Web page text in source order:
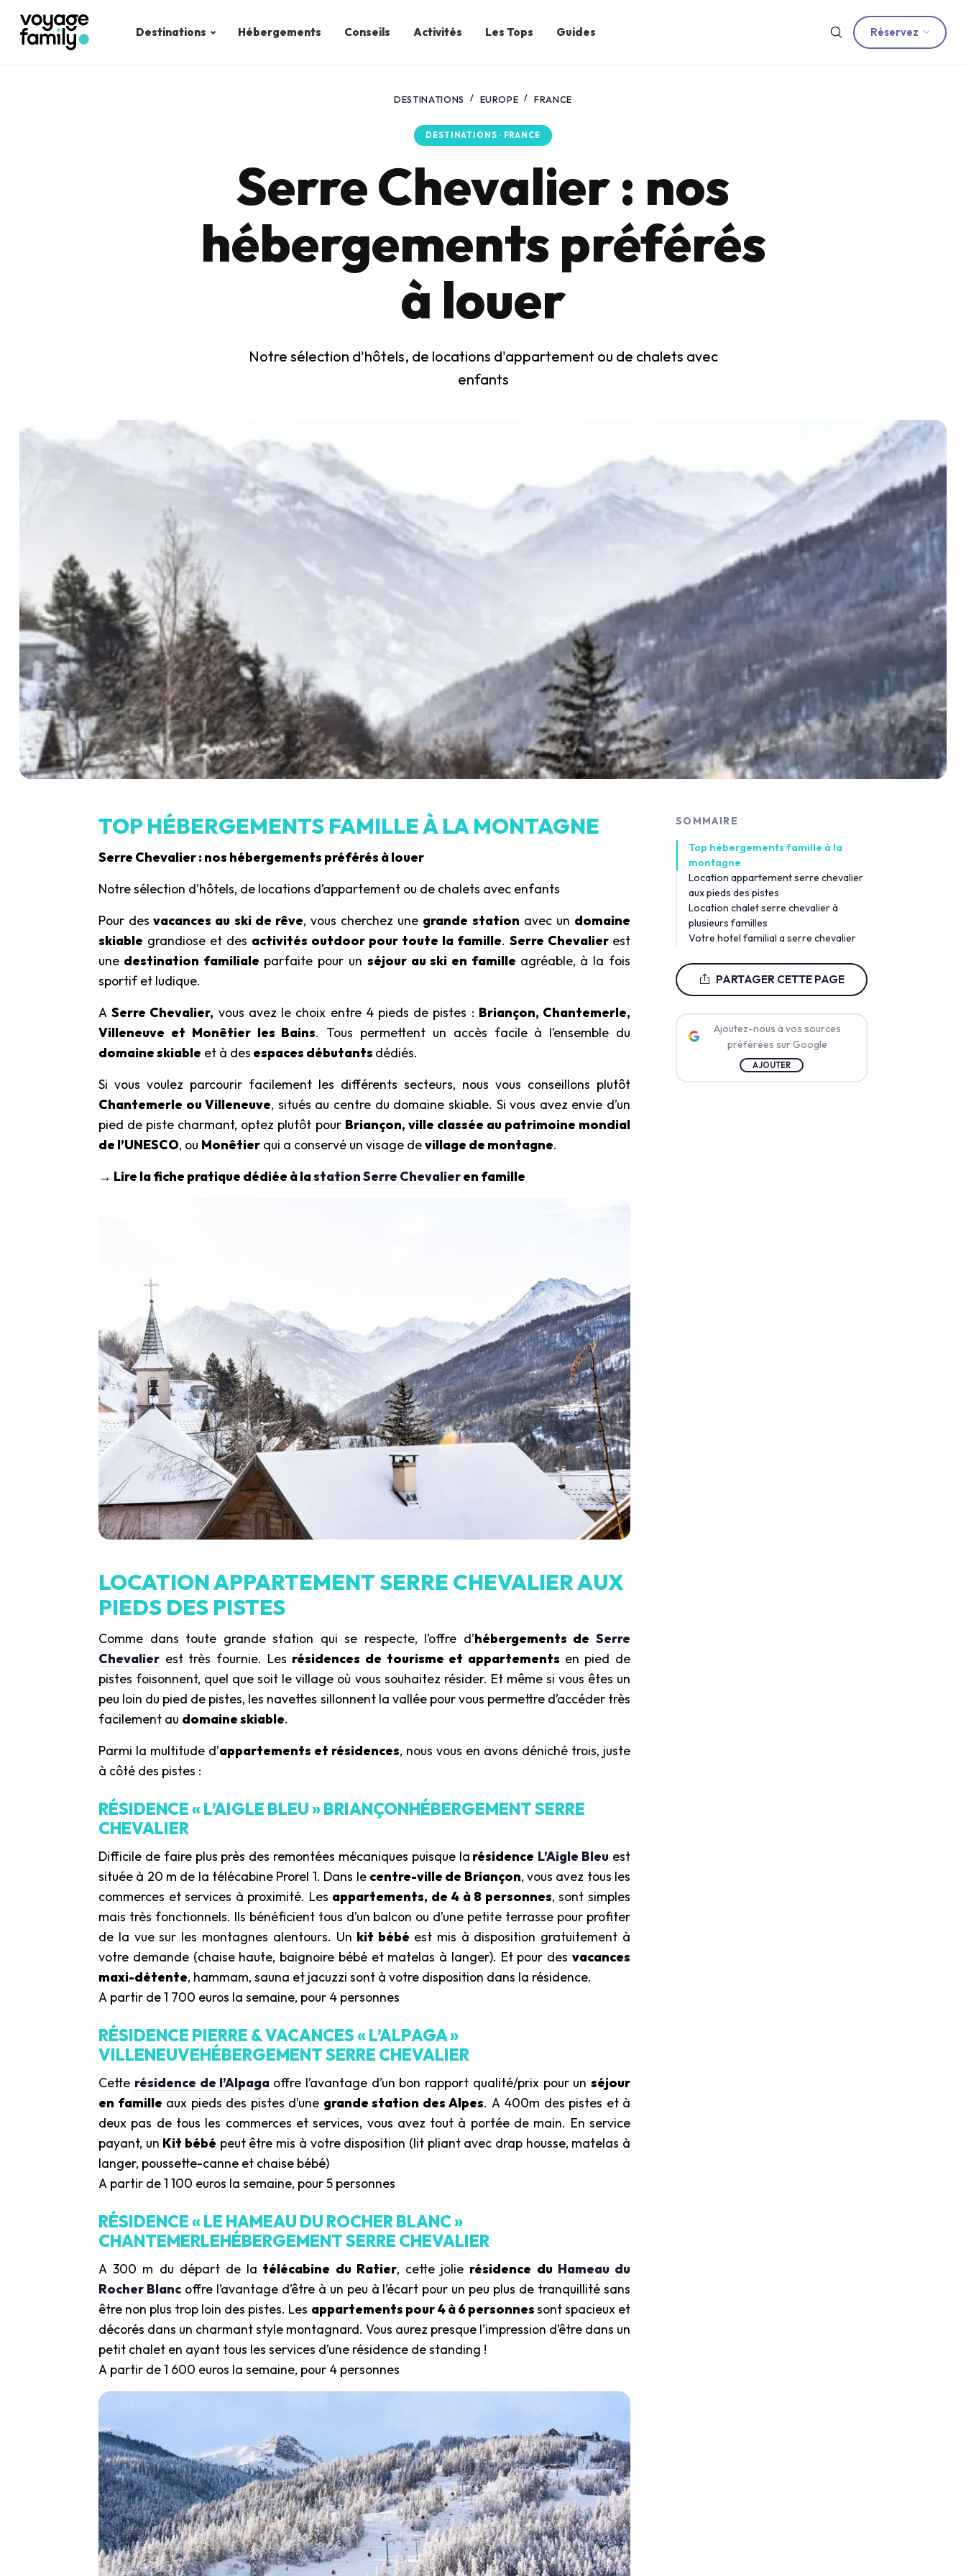
Destinations Hébergements Conseils Activités Les Tops Guides Réservez
DESTINATIONS EUROPE FRANCE
DESTINATIONS · FRANCE
Serre Chevalier : nos
hébergements préférés
à louer
Notre sélection d'hôtels, de locations d'appartement ou de chalets avec
enfants
TOP HÉBERGEMENTS FAMILLE À LA MONTAGNE
Serre Chevalier : nos hébergements préférés à louer
Notre sélection d’hôtels, de locations d’appartement ou de chalets avec enfants
Pour des vacances au ski de rêve, vous cherchez une grande station avec un domaine
skiable grandiose et des activités outdoor pour toute la famille. Serre Chevalier est
une destination familiale parfaite pour un séjour au ski en famille agréable, à la fois
sportif et ludique.
ASerre Chevalier, vous avez le choix entre 4 pieds de pistes : Briançon, Chantemerle,
Villeneuve et Monêtier les Bains. Tous permettent un accès facile à l’ensemble du
domaine skiable et à des espaces débutants dédiés.
Si vous voulez parcourir facilement les différents secteurs, nous vous conseillons plutôt
Chantemerle ou Villeneuve, situés au centre du domaine skiable. Si vous avez envie d’un
pied de piste charmant, optez plutôt pour Briançon, ville classée au patrimoine mondial
de l’UNESCO, ou Monêtier qui a conservé un visage devillage de montagne.
→ Lire la fiche pratique dédiée à lastation Serre Chevalieren famille
LOCATION APPARTEMENT SERRE CHEVALIER AUX
PIEDS DES PISTES
Comme dans toute grande station qui se respecte, l’offre d’hébergements deSerre
Chevalier est très fournie. Les résidences de tourisme et appartements en pied de
pistes foisonnent, quel que soit le village où vous souhaitez résider. Et même si vous êtes un
peu loin du pied de pistes, les navettes sillonnent la vallée pour vous permettre d’accéder très
facilement au domaine skiable.
Parmi la multitude d’appartements et résidences, nous vous en avons déniché trois, juste
à côté des pistes :
RÉSIDENCE « L’AIGLE BLEU » BRIANÇONHÉBERGEMENT SERRE
CHEVALIER
Difficile de faire plus près des remontées mécaniques puisque la résidence L’Aigle Bleu est
située à 20 m de la télécabine Prorel 1. Dans le centre-ville de Briançon, vous avez tous les
commerces et services à proximité. Les appartements, de 4 à 8 personnes, sont simples
mais très fonctionnels. Ils bénéficient tous d’un balcon ou d’une petite terrasse pour profiter
de la vue sur les montagnes alentours. Un kit bébé est mis à disposition gratuitement à
votre demande (chaise haute, baignoire bébé et matelas à langer). Et pour des vacances
maxi-détente, hammam, sauna et jacuzzi sont à votre disposition dans la résidence.
A partir de 1 700 euros la semaine, pour 4 personnes
RÉSIDENCE PIERRE & VACANCES « L’ALPAGA »
VILLENEUVEHÉBERGEMENT SERRE CHEVALIER
Cette résidence de l’Alpaga offre l’avantage d’un bon rapport qualité/prix pour un séjour
en famille aux pieds des pistes d’une grande station des Alpes. A 400m des pistes et à
deux pas de tous les commerces et services, vous avez tout à portée de main. En service
payant, un Kit bébé peut être mis à votre disposition (lit pliant avec drap housse, matelas à
langer, poussette-canne et chaise bébé)
A partir de 1 100 euros la semaine, pour 5 personnes
RÉSIDENCE « LE HAMEAU DU ROCHER BLANC »
CHANTEMERLEHÉBERGEMENT SERRE CHEVALIER
A 300 m du départ de la télécabine du Ratier, cette jolie résidence du Hameau du
Rocher Blancoffre l’avantage d’être à un peu à l’écart pour un peu plus de tranquillité sans
être non plus trop loin des pistes. Les appartements pour 4 à 6 personnessont spacieux et
décorés dans un charmant style montagnard. Vous aurez presque l’impression d’être dans un
petit chalet en ayant tous les services d’une résidence de standing !
A partir de 1 600 euros la semaine, pour 4 personnes
SOMMAIRE
Top hébergements famille à la
montagne
Location appartement serre chevalier
aux pieds des pistes
Location chalet serre chevalier à
plusieurs familles
Votre hotel familial a serre chevalier
PARTAGER CETTE PAGE
Ajoutez-nous à vos sources
préférées sur Google
AJOUTER